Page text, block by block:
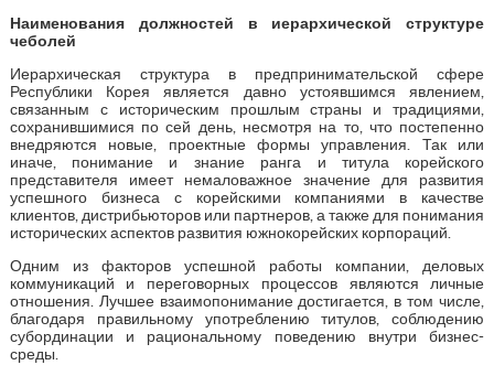
Наименования должностей в иерархической структуре
чеболей
Иерархическая структура в предпринимательской сфере
Республики Корея является давно устоявшимся явлением,
связанным с историческим прошлым страны и традициями,
сохранившимися по сей день, несмотря на то, что постепенно
внедряются новые, проектные формы управления. Так или
иначе, понимание и знание ранга и титула корейского
представителя имеет немаловажное значение для развития
успешного бизнеса с корейскими компаниями в качестве
клиентов, дистрибьюторов или партнеров, а также для понимания
исторических аспектов развития южнокорейских корпораций.
Одним из факторов успешной работы компании, деловых
коммуникаций и переговорных процессов являются личные
отношения. Лучшее взаимопонимание достигается, в том числе,
благодаря правильному употреблению титулов, соблюдению
субординации и рациональному поведению внутри бизнес-
среды.